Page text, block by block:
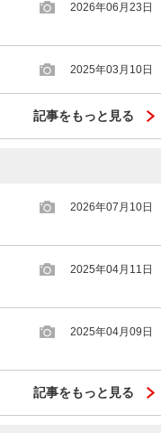
2026年06月23日
2025年03月10日
記事をもっと見る
2026年07月10日
2025年04月11日
2025年04月09日
記事をもっと見る